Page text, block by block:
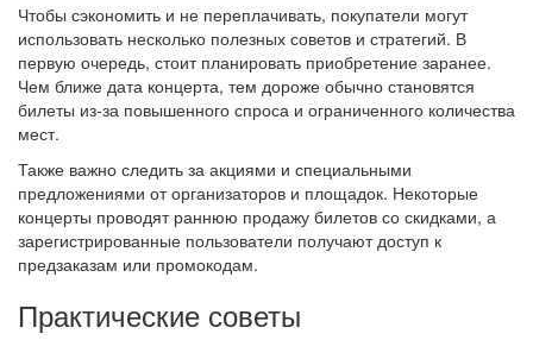
Чтобы сэкономить и не переплачивать, покупатели могут
использовать несколько полезных советов и стратегий. В
первую очередь, стоит планировать приобретение заранее.
Чем ближе дата концерта, тем дороже обычно становятся
билеты из-за повышенного спроса и ограниченного количества
мест.
Также важно следить за акциями и специальными
предложениями от организаторов и площадок. Некоторые
концерты проводят раннюю продажу билетов со скидками, а
зарегистрированные пользователи получают доступ к
предзаказам или промокодам.
Практические советы